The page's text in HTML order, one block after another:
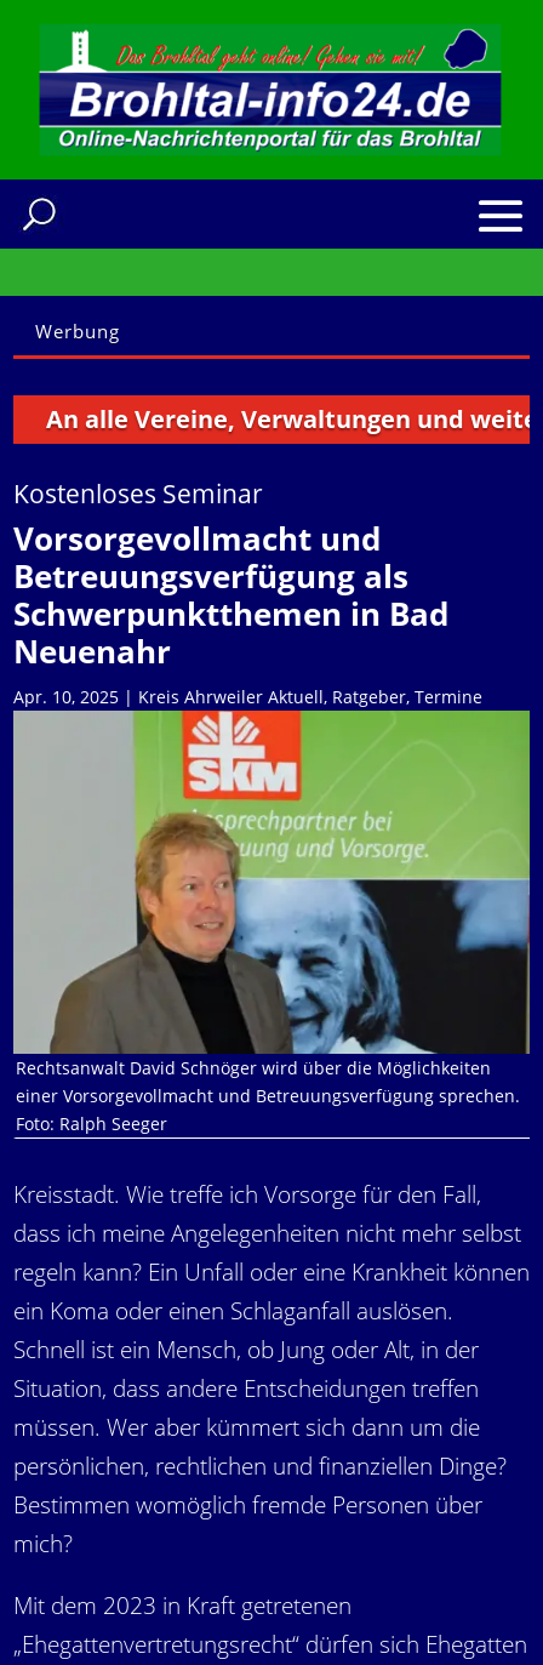
Werbung
alle Vereine, Verwaltungen und weitere
Kostenloses Seminar
Vorsorgevollmacht und
Betreuungsverfügung als
Schwerpunktthemen in Bad
Neuenahr
Apr. 10, 2025 | Kreis Ahrweiler Aktuell, Ratgeber, Termine
Rechtsanwalt David Schnöger wird über die Möglichkeiten
einer Vorsorgevollmacht und Betreuungsverfügung sprechen.
Foto: Ralph Seeger
Kreisstadt. Wie treffe ich Vorsorge für den Fall,
dass ich meine Angelegenheiten nicht mehr selbst
regeln kann? Ein Unfall oder eine Krankheit können
ein Koma oder einen Schlaganfall auslösen.
Schnell ist ein Mensch, ob Jung oder Alt, in der
Situation, dass andere Entscheidungen treffen
müssen. Wer aber kümmert sich dann um die
persönlichen, rechtlichen und finanziellen Dinge?
Bestimmen womöglich fremde Personen über
mich?
Mit dem 2023 in Kraft getretenen
„Ehegattenvertretungsrecht“ dürfen sich Ehegatten